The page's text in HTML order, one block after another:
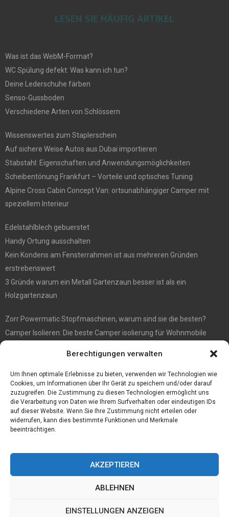
Berechtigungen verwalten
Um Ihnen optimale Erlebnisse zu bieten, verwenden wir Technologien wie
Cookies, um Informationen über Ihr Gerät zu speichern und/oder darauf
zuzugreifen. Die Zustimmung zu diesen Technologien ermöglicht uns
die Verarbeitung von Daten wie Ihrem Surfverhalten oder eindeutigen IDs
auf dieser Website. Wenn Sie Ihre Zustimmung nicht erteilen oder
widerrufen, kann dies bestimmte Funktionen und Merkmale
beeinträchtigen.
AKZEPTIEREN
ABLEHNEN
EINSTELLUNGEN ANZEIGEN
LESEN SIE HÄUFIG ARTIKEL
Was ist das WebM-Format?
WC Spülung defekt: Was kann ich tun?
Deine Lederschuhe färben
Senso-Gussboden
Verschiedene Arten von Schlössern
Wissenswertes zum Staplerschein
Auf sichere Weise Autos aus Dubai importieren
Stabstahl: Eigenschaften und Anwendungsmöglichkeiten
Scheibentönung Frankfurt – Vorteile und optisches Tuning
Alpine Cross Cabin Concept Van: ortsunabhängiger Camper mit
speziellem Interieur
Edelstahlblech gebuerstet
Handy Ortung ausschalten
Kein Kondens am Fensterrahmen ist aus mehreren Gründen
erstrebenswert
3 Gründe warum ein Metall Gartenzaun besser ist als ein
Holzgartenzaun
Zorr Powermatic Stopfmaschinen, warum sind sie die besten?
Camper Isolieren: Die beste Camper isolierung für Wohnmobile
Immobilienmakler Gökay Gündüz
Masterarbeit auf Englisch: Anleitung zum Verfassen